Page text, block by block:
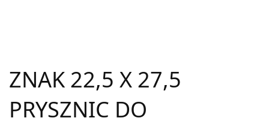
ZNAK 22,5 X 27,5
PRYSZNIC DO